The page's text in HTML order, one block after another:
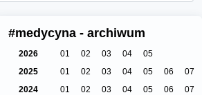
#medycyna - archiwum
2026 01 02 03 04
05
2025
01 02 03 04 05 06
07
2024
01 02 03 04 05 06
07